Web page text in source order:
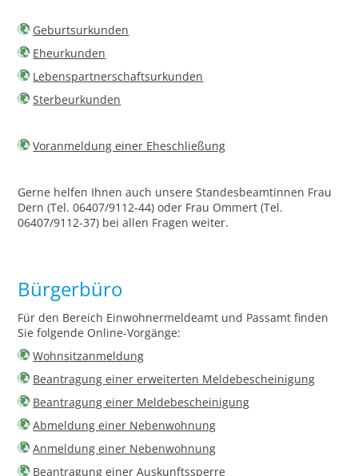
Geburtsurkunden
Eheurkunden
Lebenspartnerschaftsurkunden
Sterbeurkunden
Voranmeldung einer Eheschließung
Gerne helfen Ihnen auch unsere Standesbeamtinnen Frau
Dern (Tel. 06407/9112-44) oder Frau Ommert (Tel.
06407/9112-37) bei allen Fragen weiter.
Bürgerbüro
Für den Bereich Einwohnermeldeamt und Passamt finden
Sie folgende Online-Vorgänge:
Wohnsitzanmeldung
Beantragung einer erweiterten Meldebescheinigung
Beantragung einer Meldebescheinigung
Abmeldung einer Nebenwohnung
Anmeldung einer Nebenwohnung
Beantragung einer Auskunftssperre